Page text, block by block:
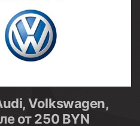
Volkswagen,
от 250 BYN